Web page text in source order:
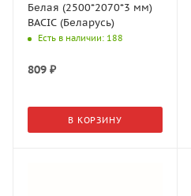
Белая (2500*2070*3 мм)
BACIC (Беларусь)
Есть в наличии: 188
809 ₽
В КОРЗИНУ